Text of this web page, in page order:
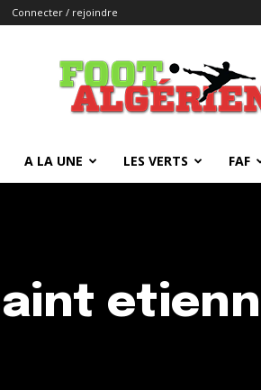
Connecter / rejoindre
FOOTALGERIEN
A LA UNE LES VERTS FAF